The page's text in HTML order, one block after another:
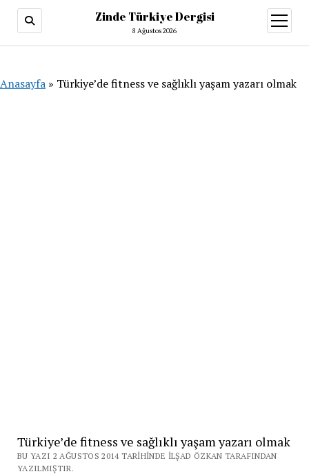
Zinde Türkiye Dergisi
8 Ağustos 2026
aç
Anasayfa » Türkiye’de fitness ve sağlıklı yaşam yazarı olmak
Türkiye’de fitness ve sağlıklı yaşam yazarı olmak
BU YAZI 2 AĞUSTOS 2014 TARIHINDE İLŞAD ÖZKAN TARAFINDAN
YAZILMIŞTIR.